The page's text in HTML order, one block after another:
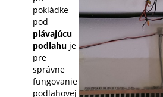
pokládke
pod
plávajúcu
podlahu je
pre
správne
fungovanie
podlahovej